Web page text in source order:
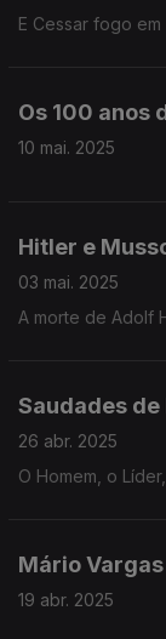
E Cessar fogo em
Os 100 anos
10 mai. 2025
Hitler e
03 mai. 2025
A morte de Adolf
Saudades de
26 abr. 2025
O Homem, o
Mário
19 abr. 2025